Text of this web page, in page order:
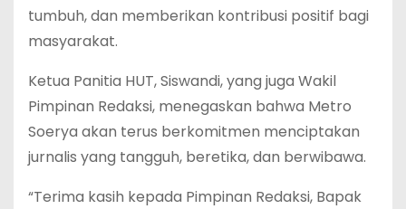
tumbuh, dan memberikan kontribusi positif bagi
masyarakat.
Ketua Panitia HUT, Siswandi, yang juga Wakil
Pimpinan Redaksi, menegaskan bahwa Metro
Soerya akan terus berkomitmen menciptakan
jurnalis yang tangguh, beretika, dan berwibawa.
“Terima kasih kepada Pimpinan Redaksi, Bapak